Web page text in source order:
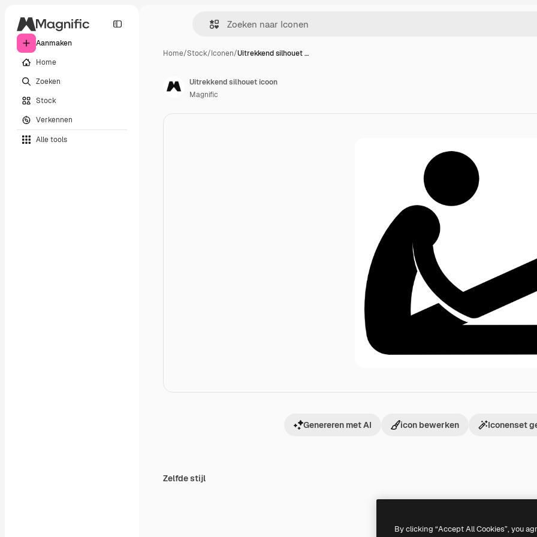
Aanmaken
Home
Zoeken
Stock
Verkennen
Alle tools
Home/Stock/Iconen/Uitrekkend silhouet …
Genereren met AI icon bewerken Iconenset
Uitrekkend silhouet icoon
Magnific
Zelfde stijl
By clicking “Accept All Cookies”, you